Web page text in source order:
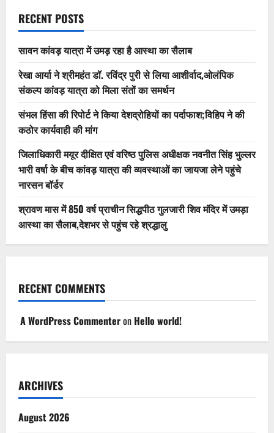
RECENT POSTS
सावन कांवड़ यात्रा में उमड़ रहा है आस्था का सैलाब
रेखा आर्या ने श्रीमहंत डॉ. रविंद्र पुरी से लिया आशीर्वाद,ओलंपिक
संकल्प कांवड़ यात्रा को मिला संतों का समर्थन
संभल हिंसा की रिपोर्ट ने किया देशद्रोहियों का पर्दाफाश;विहिप ने की
कठोर कार्यवाही की मांग
जिलाधिकारी मयूर दीक्षित एवं वरिष्ठ पुलिस अधीक्षक नवनीत सिंह भुल्लर
भारी वर्षा के बीच कांवड़ यात्रा की व्यवस्थाओं का जायजा लेने पहुंचे
नारसन बॉर्डर
श्रावण मास में 850 वर्ष प्राचीन सिद्धपीठ गुलजारी शिव मंदिर में उमड़ा
आस्था का सैलाब,देशभर से पहुंच रहे श्रद्धालु
RECENT COMMENTS
A WordPress Commenteron Hello world!
ARCHIVES
August 2026